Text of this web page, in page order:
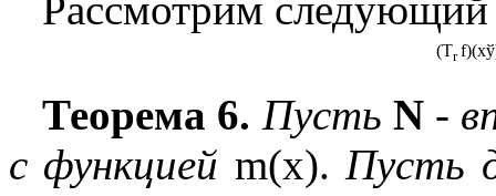
Рассмотрим следующий
(Trf)(xў
Теорема 6. Пусть N-
с функцией m(x).Пусть